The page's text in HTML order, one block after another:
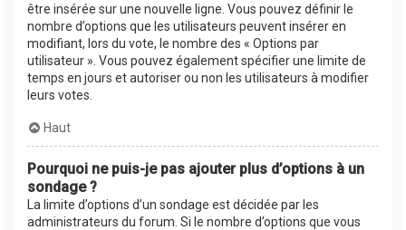
être insérée sur une nouvelle ligne. Vous pouvez définir le
nombre d’options que les utilisateurs peuvent insérer en
modifiant, lors du vote, le nombre des « Options par
utilisateur ». Vous pouvez également spécifier une limite de
temps en jours et autoriser ou non les utilisateurs à modifier
leurs votes.
Haut
Pourquoi ne puis-je pas ajouter plus d’options à un
sondage ?
La limite d’options d’un sondage est décidée par les
administrateurs du forum. Si le nombre d’options que vous